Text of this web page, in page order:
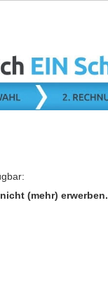
(mehr) erwerben.